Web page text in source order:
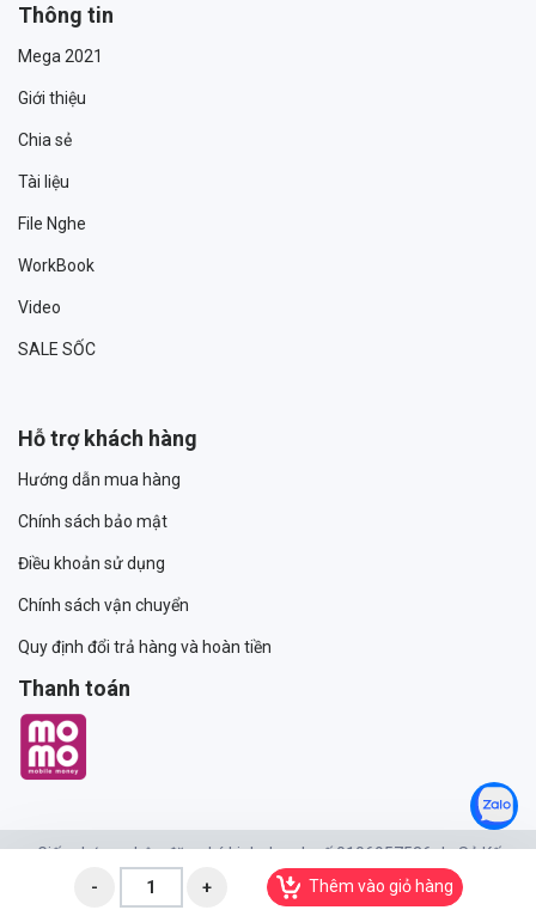
Thêm vào giỏ hàng
Thông tin
Mega 2021
Giới thiệu
Chia sẻ
Tài liệu
File Nghe
WorkBook
Video
SALE SỐC
Hỗ trợ khách hàng
Hướng dẫn mua hàng
Chính sách bảo mật
Điều khoản sử dụng
Chính sách vận chuyển
Quy định đổi trả hàng và hoàn tiền
Thanh toán
Giấy chứng nhận đăng ký kinh doanh số 0106957536 do Sở Kế
hoạch và Đầu tư Thành phố Hà Nội cấp lần đầu ngày 27/08/2015,
đăng ký thay đổi lần thứ nhất ngày 05/01/2018